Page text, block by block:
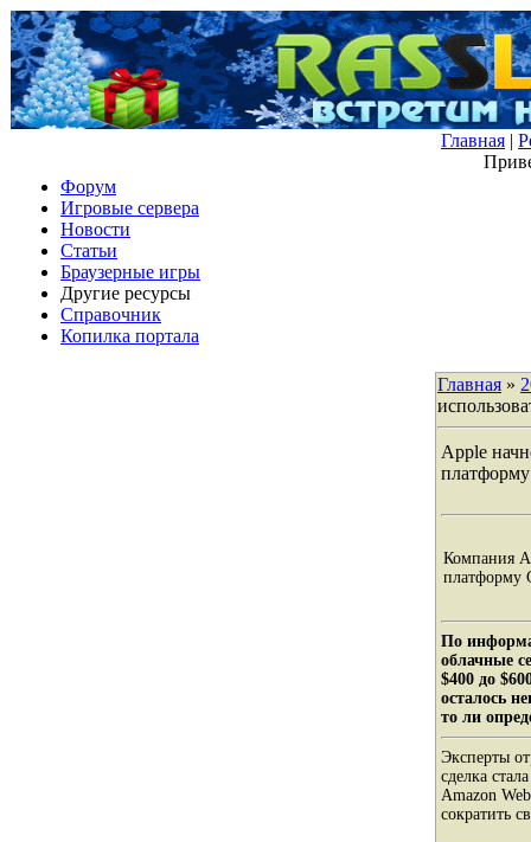
Главная |
Форум
Игровые сервера
Новости
Статьи
Браузерные игры
Другие ресурсы
Справочник
Копилка портала
Главная »
Apple
Компания
платформу
По
облачные
$400 до
осталось
то ли
Эксперты
сделка
Amazon
сократить